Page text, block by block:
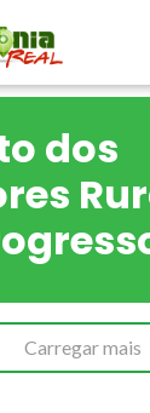
dos
Carregar mais